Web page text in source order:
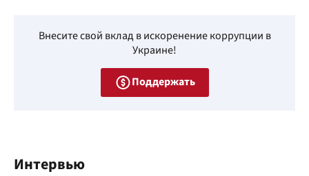
Внесите свой вклад в искоренение коррупции в
Украине!
Поддержать
Интервью